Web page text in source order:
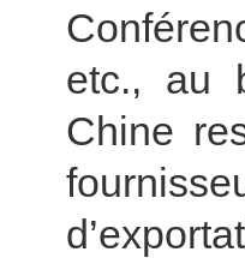
etc., au
Chine